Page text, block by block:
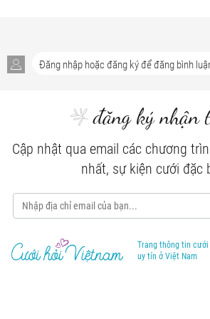
đăng ký nhận
Cập nhật qua email các chương
nhất, sự kiện cưới đặc
Trang thông tin cưới
uy tín ở Việt Nam